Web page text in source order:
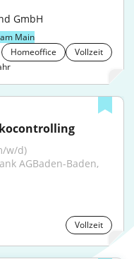
GmbH
Main
Homeoffice
Vollzeit
w/d)
AGBaden-Baden,
Vollzeit